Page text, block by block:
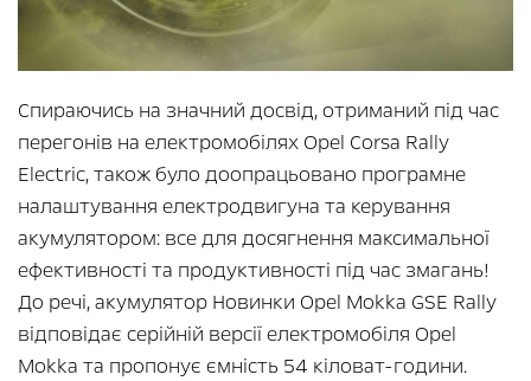
Спираючись на значний досвід, отриманий під час
перегонів на електромобілях Opel Corsa Rally
Electric, також було доопрацьовано програмне
налаштування електродвигуна та керування
акумулятором: все для досягнення максимальної
ефективності та продуктивності під час змагань!
До речі, акумулятор Новинки Opel Mokka GSE Rally
відповідає серійній версії електромобіля Opel
Mokka та пропонує ємність 54 кіловат-години.